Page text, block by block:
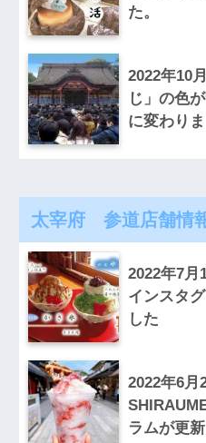
た。
2022年10
じ」の色
に変わりま
太宰府 参道店舗情
2022年7
インスタ
した
2022年6
ラムが更